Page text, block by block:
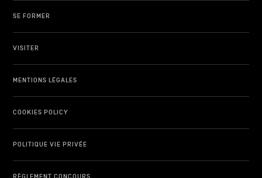
SE FORMER
VISITER
MENTIONS LÉGALES
COOKIES POLICY
POLITIQUE VIE PRIVÉE
RÈGLEMENT CONCOURS